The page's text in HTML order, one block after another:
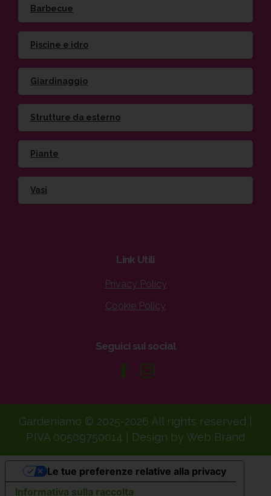
Barbecue
Piscine e idro
Giardinaggio
Strutture da esterno
Piante
Vasi
Link Utili
Privacy Policy
Cookie Policy
Seguici sui social
Gardeniamo © 2025-2026 All rights reserved |
P.IVA 00509750014 | Design by Web Brand
Informativa sulla raccolta
Le tue preferenze relative alla privacy